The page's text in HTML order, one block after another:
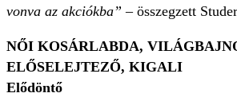
vonva az akciókba” – összegzett
NŐI KOSÁRLABDA,
ELŐSELEJTEZŐ, KIGALI
Elődöntő